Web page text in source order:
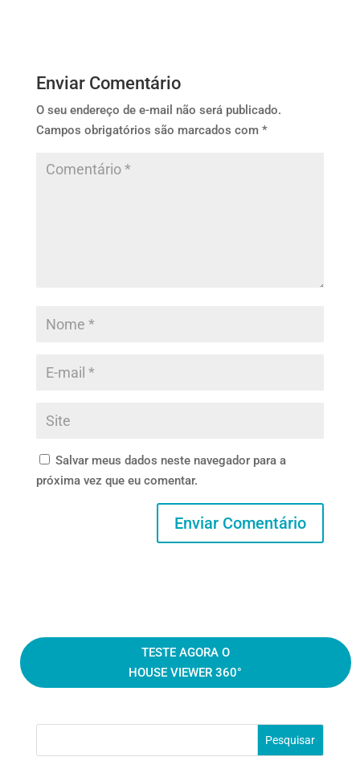
Enviar Comentário
O seu endereço de e-mail não será publicado.
Campos obrigatórios são marcados com *
Salvar meus dados neste navegador para a
próxima vez que eu comentar.
TESTE AGORA O
HOUSE VIEWER 360°